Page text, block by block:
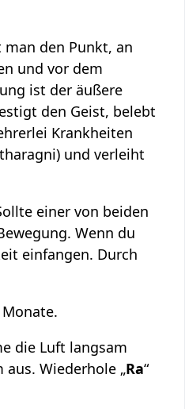
den Punkt, an
und vor dem
ist der äußere
den Geist, belebt
Krankheiten
und verleiht
einer von beiden
Wenn du
einfangen. Durch
die Luft langsam
Wiederhole „Ra“